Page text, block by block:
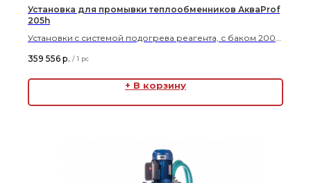
Установка для промывки теплообменников АкваProf
205h
Установки c системой подогрева реагента, с баком 200л.
теплообменниках, котлах и системах отопления
359 556 р. / 1 pc
+ В корзину